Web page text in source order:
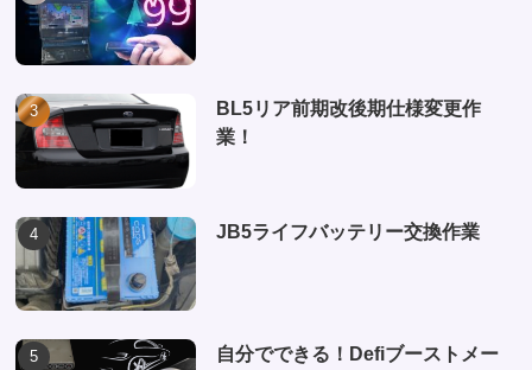
BL5リア前期改後期仕様変更作
業！
JB5ライフバッテリー交換作業
自分でできる！Defiブーストメー